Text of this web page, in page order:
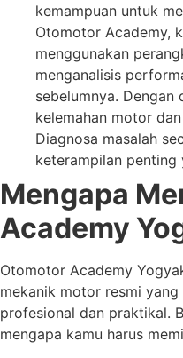
kemampuan untuk
Otomotor Academy,
menggunakan
menganalisis
sebelumnya. Dengan
kelemahan motor
Diagnosa masalah
keterampilan penting
Mengapa
Academy
Otomotor Academy
mekanik motor resmi
profesional dan praktikal.
mengapa kamu harus